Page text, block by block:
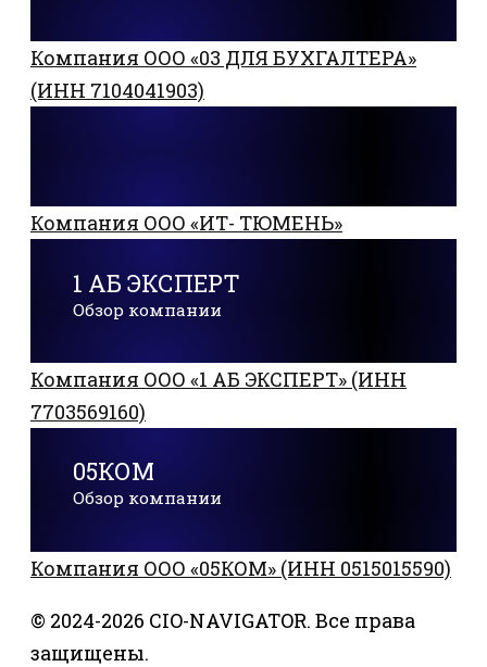
Компания ООО «03 ДЛЯ БУХГАЛТЕРА»
(ИНН 7104041903)
Компания ООО «ИТ- ТЮМЕНЬ»
1 АБ ЭКСПЕРТ
Обзор компании
Компания ООО «1 АБ ЭКСПЕРТ» (ИНН
7703569160)
05КОМ
Обзор компании
Компания ООО «05КОМ» (ИНН 0515015590)
© 2024-2026 CIO-NAVIGATOR. Все права
защищены.